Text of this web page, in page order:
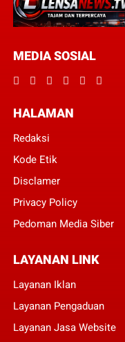
MEDIA SOSIAL
HALAMAN
Redaksi
Kode Etik
Disclamer
Privacy Policy
Pedoman Media Siber
LAYANAN LINK
Layanan Iklan
Layanan Pengaduan
Layanan Jasa Website